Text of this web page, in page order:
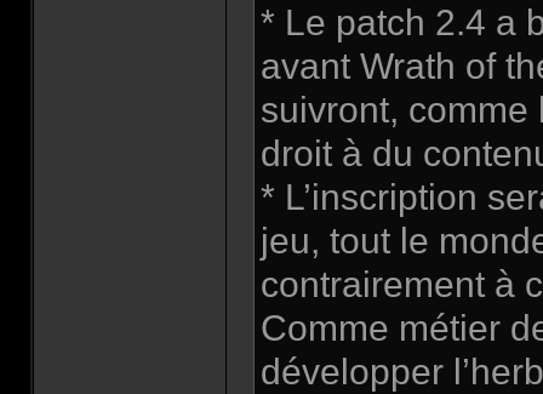
* Le patch 2.4 a
avant Wrath of
suivront, comme
droit à du
* L’inscription
jeu, tout le
contrairement à
Comme métier
développer